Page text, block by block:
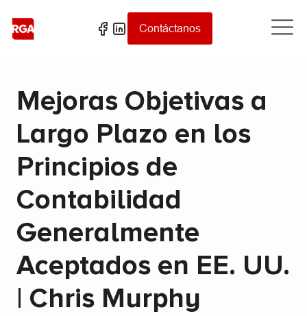
Contáctanos
Mejoras Objetivas a
Largo Plazo en los
Principios de
Contabilidad
Generalmente
Aceptados en EE. UU.
| Chris Murphy